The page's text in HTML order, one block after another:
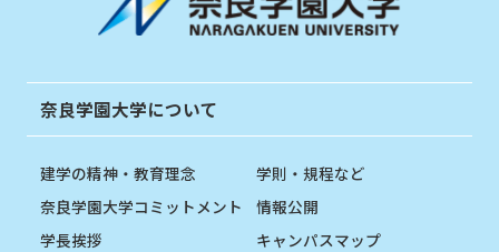
奈良学園大学について
建学の精神・教育理念
奈良学園大学コミットメント
学長挨拶
学則・規程など
情報公開
キャンパスマップ